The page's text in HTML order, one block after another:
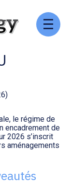
le régime de
encadrement de
2026 s’inscrit
aménagements